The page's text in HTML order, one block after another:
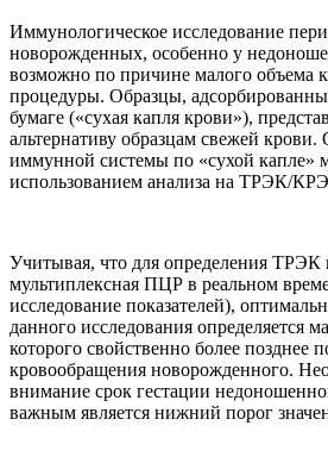
Иммунологическое исследование
новорожденных, особенно у
возможно по причине малого объема
процедуры. Образцы,
бумаге («сухая капля крови»),
альтернативу образцам свежей крови.
иммунной системы по «сухой капле»
использованием анализа на ТРЭК/
Учитывая, что для определения ТРЭК
мультиплексная ПЦР в реальном
исследование показателей),
данного исследования определяется
которого свойственно более позднее
кровообращения новорожденного.
внимание срок гестации
важным является нижний порог